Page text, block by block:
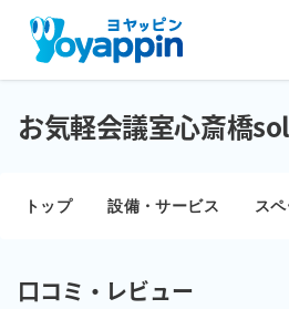
お気軽会議室心斎橋
トップ 設備・サービス ス
口コミ・レビュー